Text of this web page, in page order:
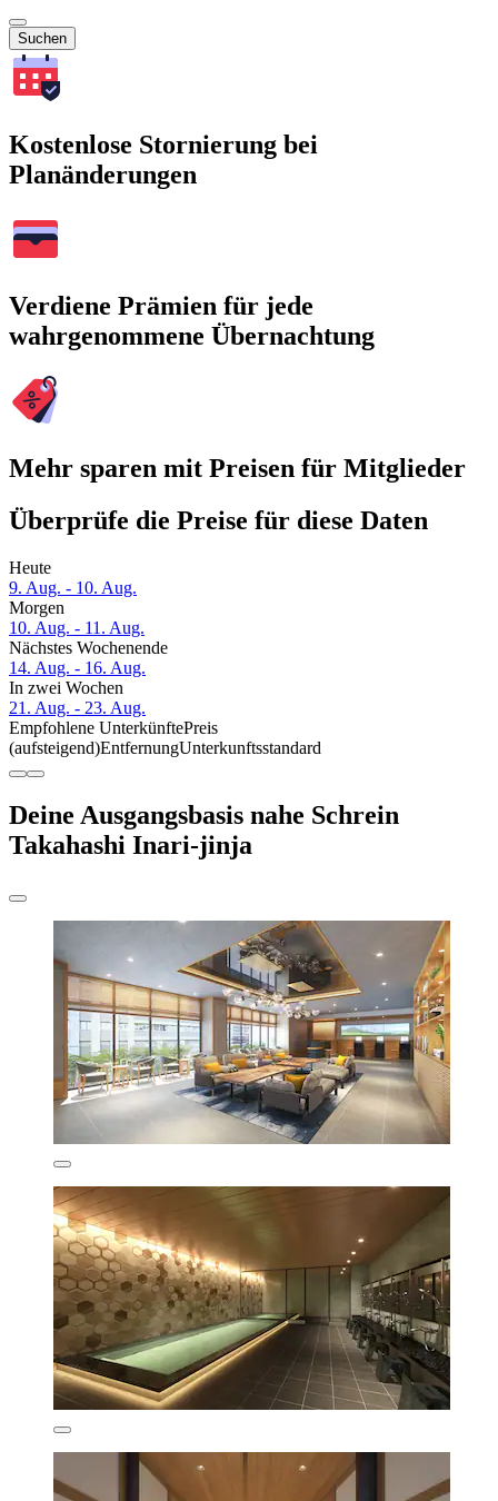
Suchen
Kostenlose Stornierung bei
Planänderungen
Verdiene Prämien für jede
wahrgenommene Übernachtung
Mehr sparen mit Preisen für Mitglieder
Überprüfe die Preise für diese Daten
Heute
9. Aug. - 10. Aug.
Morgen
10. Aug. - 11. Aug.
Nächstes Wochenende
14. Aug. - 16. Aug.
In zwei Wochen
21. Aug. - 23. Aug.
Empfohlene UnterkünftePreis
(aufsteigend)EntfernungUnterkunftsstandard
Deine Ausgangsbasis nahe Schrein
Takahashi Inari-jinja